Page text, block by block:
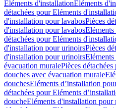
Eléments d'installationEléments
détachées pour Eléments
d'installation pour lavabosPièces
d'installation pour lavabos
détachées pour Eléments
d'installation pour urinoirsPièces
d'installation pour urinoirs
évacuation muralePièces
douches avec évacuation murale
douchesEléments d’installation
détachées pour Eléments
doucheEléments d'installation pour